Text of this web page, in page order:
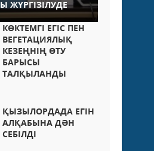
ЖҮРГІЗІЛУДЕ
КӨКТЕМГІ ЕГІС ПЕН
ВЕГЕТАЦИЯЛЫҚ
КЕЗЕҢНІҢ ӨТУ
БАРЫСЫ
ТАЛҚЫЛАНДЫ
ҚЫЗЫЛОРДАДА ЕГІН
АЛҚАБЫНА ДӘН
СЕБІЛДІ